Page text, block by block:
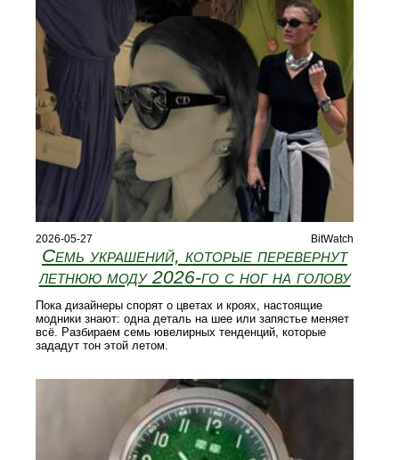
2026-05-27 BitWatch
Семь украшений, которые перевернут
летнюю моду 2026-го с ног на голову
Пока дизайнеры спорят о цветах и кроях, настоящие
модники знают: одна деталь на шее или запястье меняет
всё. Разбираем семь ювелирных тенденций, которые
зададут тон этой летом.